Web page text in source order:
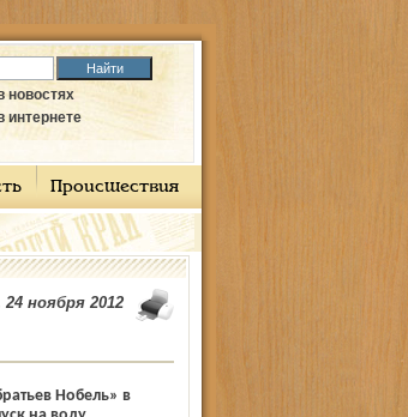
новостях
интернете
Происшествия
ноября 2012
Нобель» в